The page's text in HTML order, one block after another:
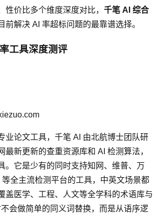
性价比多个维度深度对比， 千笔 AI 综合
前解决 AI 率超标问题的最靠谱选择。
工具深度测评
业论文工具，千笔 AI 由北航博士团队研
最新更新的查重资源库和 AI 检测算法，
。它是少有的同时支持知网、维普、万
全主流检测平台的工具，中英文场景都
盖医学、工程、人文等全学科的术语库与
会做简单的同义词替换，而是从语序逻